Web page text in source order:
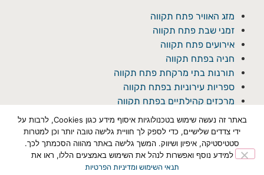
מזג האוויר פתח תקווה
זמני שבת פתח תקווה
אירועים פתח תקווה
חניה בפתח תקווה
תורנות בתי מרקחת פתח תקווה
ספריות עירוניות בפתח תקווה
מרכזים קהילתיים בפתח תקווה
באתר זה נעשה שימוש בטכנולוגיות איסוף מידע כגון Cookies, לרבות על
ידי צדדים שלישיים, כדי לספק לך חוויית גלישה טובה יותר וכן למטרות
סטטיסטיקה, איפיון ושיווק. המשך גלישה באתר מהווה הסכמתך לכך.
למידע נוסף ואפשרות לנהל את השימוש באמצעים הללו, ראו את
תנאי השימוש ומדיניות הפרטיות